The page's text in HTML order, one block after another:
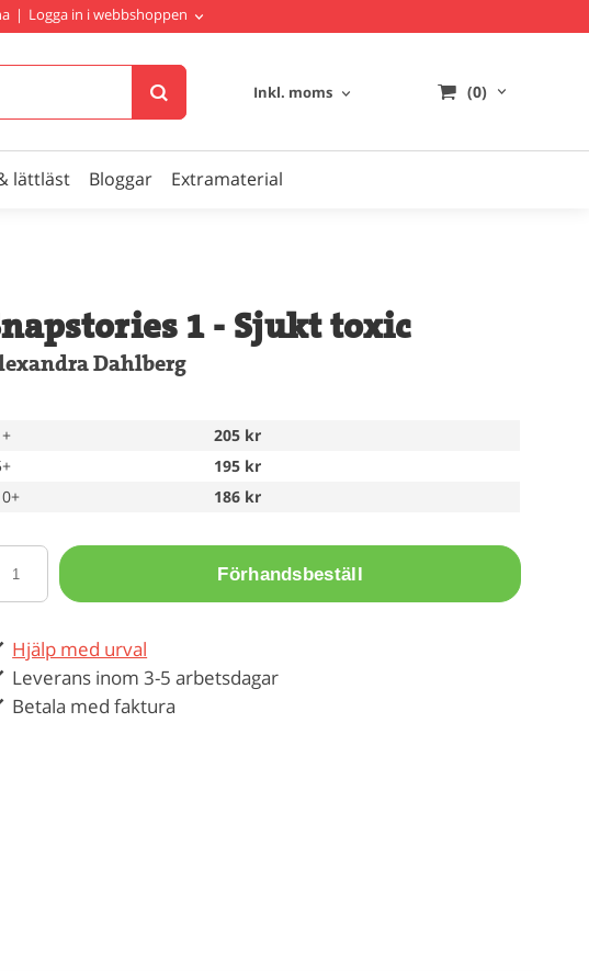
| Logga in i webbshoppen
Inkl. moms (0)
lättläst Bloggar Extramaterial
1 - Sjukt toxic
Dahlberg
205 kr
195 kr
186 kr
Förhandsbeställ
Hjälp med urval
Leverans inom 3-5 arbetsdagar
Betala med faktura